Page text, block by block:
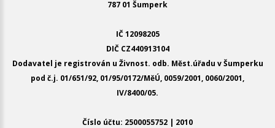
787 01 Šumperk
IČ 12098205
DIČ CZ440913104
Dodavatel je registrován u Živnost. odb. Měst.úřadu v Šumperku
pod č.j. 01/651/92, 01/95/0172/MěÚ, 0059/2001, 0060/2001,
IV/8400/05.
Číslo účtu: 2500055752 | 2010